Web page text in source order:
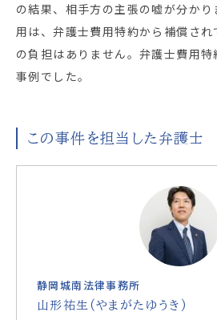
の結果、相手方の主張の嘘が分か
用は、弁護士費用特約から補償さ
の負担はありません。弁護士費用
事例でした。
この事件を担当した弁護士
静岡城南法律事務所
山形祐生(やまがたゆうき)